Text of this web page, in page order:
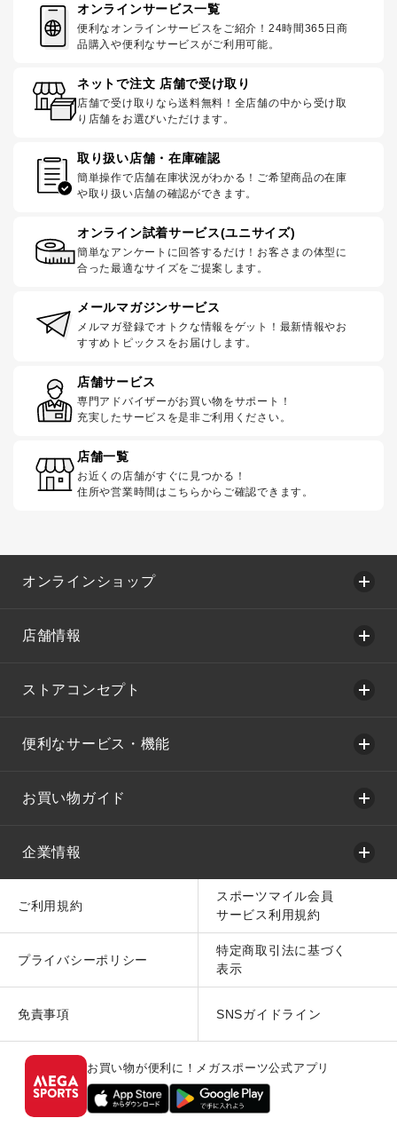
オンラインサービス一覧
便利なオンラインサービスをご紹介！24時間365日商
品購入や便利なサービスがご利用可能。
ネットで注文 店舗で受け取り
店舗で受け取りなら送料無料！全店舗の中から受け取
り店舗をお選びいただけます。
取り扱い店舗・在庫確認
簡単操作で店舗在庫状況がわかる！ご希望商品の在庫
や取り扱い店舗の確認ができます。
オンライン試着サービス(ユニサイズ)
簡単なアンケートに回答するだけ！お客さまの体型に
合った最適なサイズをご提案します。
メールマガジンサービス
メルマガ登録でオトクな情報をゲット！最新情報やお
すすめトピックスをお届けします。
店舗サービス
専門アドバイザーがお買い物をサポート！
充実したサービスを是非ご利用ください。
店舗一覧
お近くの店舗がすぐに見つかる！
住所や営業時間はこちらからご確認できます。
オンラインショップ
店舗情報
ストアコンセプト
便利なサービス・機能
お買い物ガイド
企業情報
ご利用規約
スポーツマイル会員
サービス利用規約
プライバシーポリシー
特定商取引法に基づく
表示
免責事項 SNSガイドライン
お買い物が便利に！メガスポーツ公式アプリ